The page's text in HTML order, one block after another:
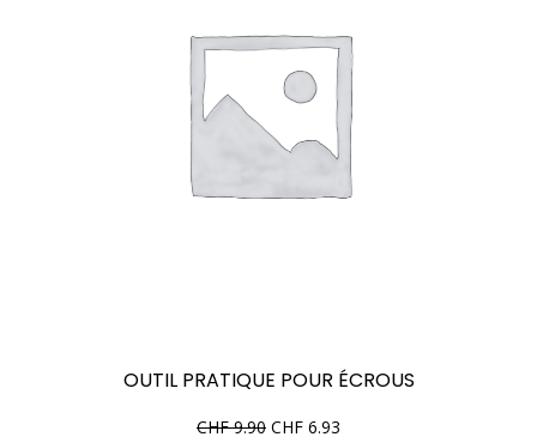
OUTIL PRATIQUE POUR ÉCROUS
CHF9.90 CHF 6.93